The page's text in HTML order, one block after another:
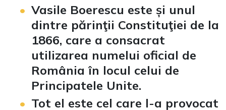
Vasile Boerescu este și unul
dintre părinţii Constituţiei de la
1866, care a consacrat
utilizarea numelui oficial de
România în locul celui de
Principatele Unite.
Tot el este cel care l-a provocat